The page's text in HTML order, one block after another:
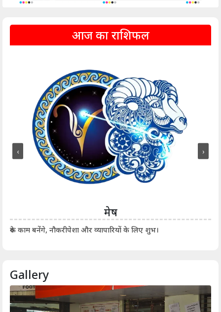
आज का राशिफल
मेष
रुके काम बनेंगे, नौकरीपेशा और व्यापारियों के लिए शुभ।
‹ ›
Gallery